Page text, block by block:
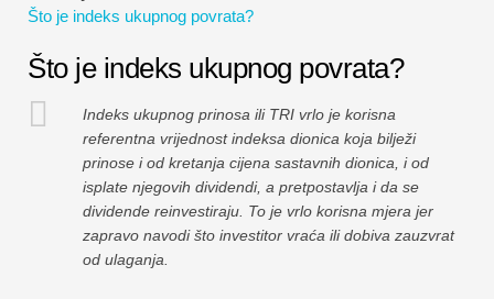
Vodiči za financijsko modeliranje
Cijela forma
Vodiči za upravljanje rizikom
Što je indeks ukupnog povrata?
Što je indeks ukupnog povrata?
Indeks ukupnog prinosa ili TRI vrlo je korisna
referentna vrijednost indeksa dionica koja bilježi
prinose i od kretanja cijena sastavnih dionica, i od
isplate njegovih dividendi, a pretpostavlja i da se
dividende reinvestiraju. To je vrlo korisna mjera jer
zapravo navodi što investitor vraća ili dobiva zauzvrat
od ulaganja.